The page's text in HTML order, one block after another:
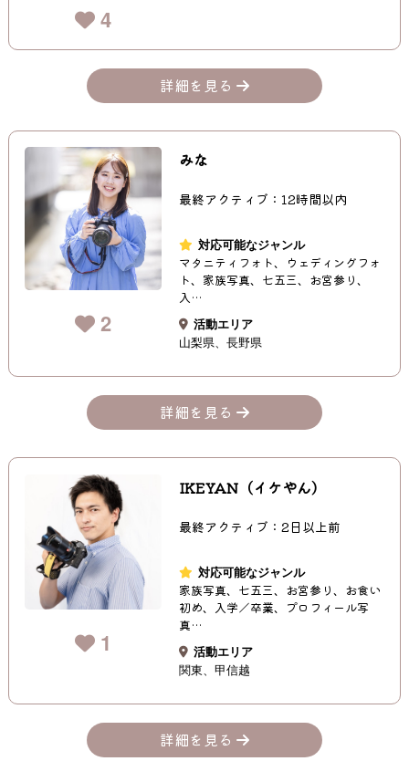
4
詳細を見る
2
みな
最終アクティブ：12時間以内
対応可能なジャンル
マタニティフォト、ウェディングフォ
ト、家族写真、七五三、お宮参り、
入…
活動エリア
山梨県
長野県
詳細を見る
1
IKEYAN（イケやん）
最終アクティブ：2日以上前
対応可能なジャンル
家族写真、七五三、お宮参り、お食い
初め、入学／卒業、プロフィール写
真…
活動エリア
関東
甲信越
詳細を見る